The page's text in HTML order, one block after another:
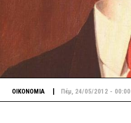
ΟΙΚΟΝΟΜΙΑ Πέμ, 24/05/2012 - 00:00